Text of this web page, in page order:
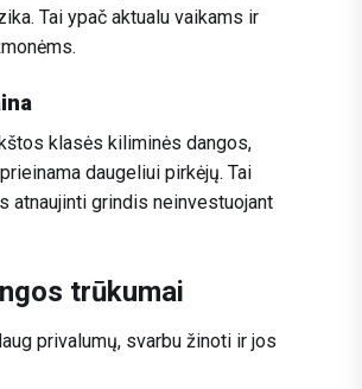
Tai ypač aktualu vaikams ir
klasės kiliminės dangos,
daugeliui pirkėjų. Tai
atnaujinti grindis neinvestuojant
trūkumai
privalumų, svarbu žinoti ir jos